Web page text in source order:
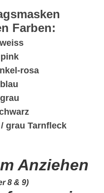
Farben:
rosa
grau Tarnfleck
Anziehen
8 & 9)